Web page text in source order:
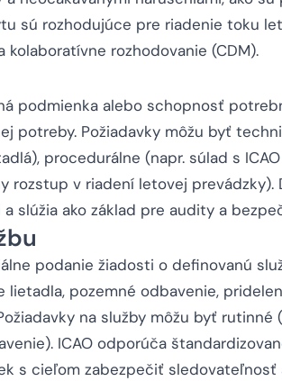
sú rozhodujúce pre riadenie toku
kolaboratívne rozhodovanie (CDM).
podmienka alebo schopnosť
potreby. Požiadavky môžu byť
procedurálne (napr. súlad s
rozstup v riadení letovej prevádzky).
slúžia ako základ pre audity a
podanie žiadosti o definovanú
lietadla, pozemné odbavenie,
na služby môžu byť rutinné
ICAO odporúča
s cieľom zabezpečiť sledovateľnosť